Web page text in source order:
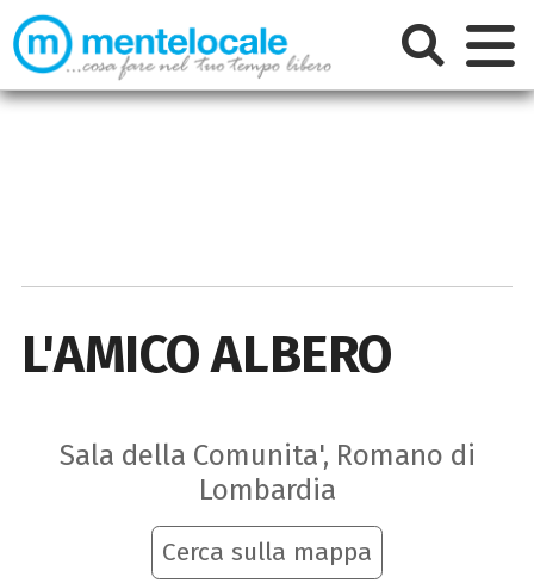
L'AMICO ALBERO
Sala della Comunita', Romano di
Lombardia
Cerca sulla mappa